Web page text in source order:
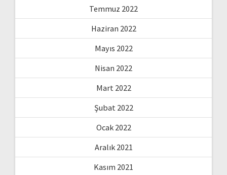
Temmuz 2022
Haziran 2022
Mayıs 2022
Nisan 2022
Mart 2022
Şubat 2022
Ocak 2022
Aralık 2021
Kasım 2021